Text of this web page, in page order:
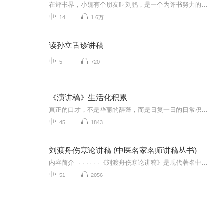
14 1.6万
读孙立舌诊讲稿
5 720
《演讲稿》生活化积累
45 1843
刘渡舟伤寒论讲稿 (中医名家名师讲稿丛书)
51 2056